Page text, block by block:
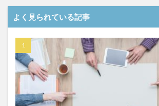
よく見られている記事